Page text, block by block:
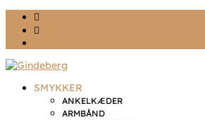
SMYKKER
ANKELKÆDER
ARMBÅND